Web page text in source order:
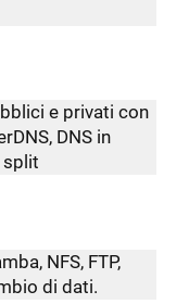
e privati con
DNS in
split
NFS, FTP,
di dati.